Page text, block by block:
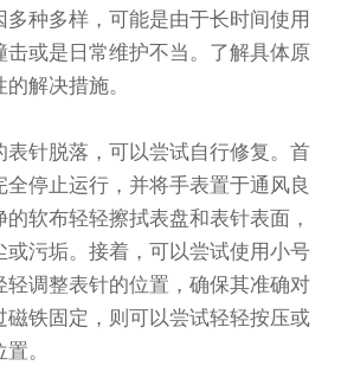
种多样，可能是由于长时间使用
击或是日常维护不当。了解具体原
解决措施。
针脱落，可以尝试自行修复。首
停止运行，并将手表置于通风良
软布轻轻擦拭表盘和表针表面，
或污垢。接着，可以尝试使用小号
轻调整表针的位置，确保其准确对
磁铁固定，则可以尝试轻轻按压或
。